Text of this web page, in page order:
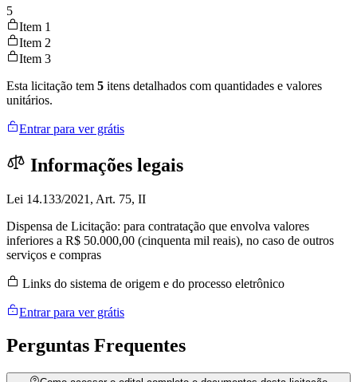
5
Item 1
Item 2
Item 3
Esta licitação tem 5 itens detalhados com quantidades e valores
unitários.
Entrar para ver grátis
Informações legais
Lei 14.133/2021, Art. 75, II
Dispensa de Licitação: para contratação que envolva valores
inferiores a R$ 50.000,00 (cinquenta mil reais), no caso de outros
serviços e compras
Links do sistema de origem e do processo eletrônico
Entrar para ver grátis
Perguntas Frequentes